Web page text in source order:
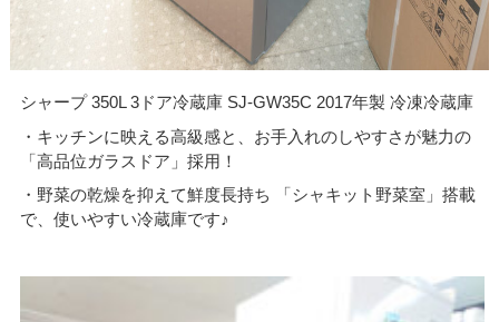
シャープ 350L 3ドア冷蔵庫 SJ-GW35C 2017年製 冷凍冷蔵庫
・キッチンに映える高級感と、お手入れのしやすさが魅力の
「高品位ガラスドア」採用！
・野菜の乾燥を抑えて鮮度長持ち 「シャキット野菜室」搭載
で、使いやすい冷蔵庫です♪